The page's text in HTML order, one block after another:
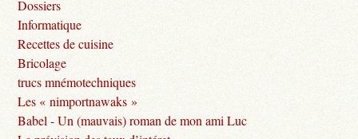
Dossiers
Informatique
Recettes de cuisine
Bricolage
trucs mnémotechniques
Les « nimportnawaks »
Babel - Un (mauvais) roman de mon ami Luc